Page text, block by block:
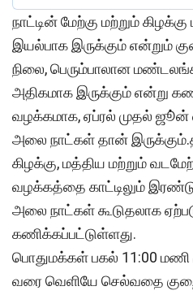
நாட்டின் மேற்கு மற்றும்
இயல்பாக இருக்கும் என்றும்
நிலை, பெரும்பாலான
அதிகமாக இருக்கும் என்று
வழக்கமாக, ஏப்ரல் முதல் ஜூ்ன்
அலை நாட்கள் தான்
கிழக்கு, மத்திய மற்றும்
வழக்கத்தை காட்டிலும்
அலை நாட்கள் கூடுதலாக
கணிக்கப்பட்டுள்ளது.
பொதுமக்கள் பகல் 11:00 மணி
வரை வெளியே செல்வதை